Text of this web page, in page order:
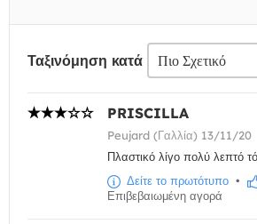
Ταξινόμηση κατά
PRISCILLA
Peujard (Γαλλία) 13/11/20
Πλαστικό λίγο πολύ λεπτό
Δείτε το πρωτότυπο •
Επιβεβαιωμένη αγορά